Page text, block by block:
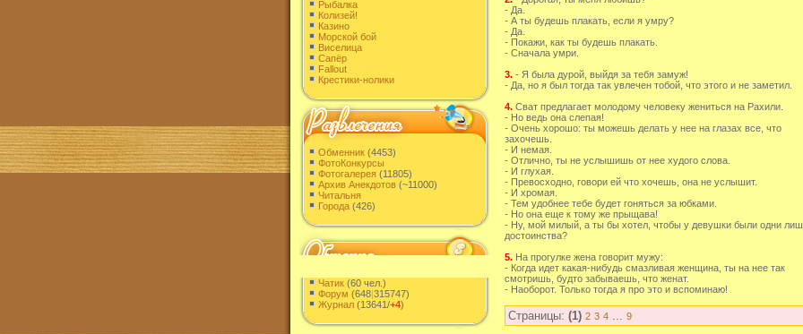
Рыбалка
Колизей!
Казино
Морской бой
Виселица
Сапёр
Fallout
Крестики-нолики
Обменник (4453)
ФотоКонкурсы
Фотогалерея (11805)
Архив Анекдотов (~11000)
Читальня
Города (426)
Чатик (60 чел.)
Форум (648|315747)
Журнал (13641/+4)
- Да.
- А ты будешь плакать, если я умру?
- Да.
- Покажи, как ты будешь плакать.
- Сначала умри.
3. - Я была дурой, выйдя за тебя замуж!
- Да, но я был тогда так увлечен тобой, что этого и не заметил.
4. Сват предлагает молодому человеку жениться на Рахили.
- Но ведь она слепая!
- Очень хорошо: ты можешь делать у нее на глазах все, что
захочешь.
- И немая.
- Отлично, ты не услышишь от нее худого слова.
- И глухая.
- Превосходно, говори ей что хочешь, она не услышит.
- И хромая.
- Тем удобнее тебе будет гоняться за юбками.
- Но она еще к тому же прыщава!
- Ну, мой милый, а ты бы хотел, чтобы у девушки были одни
достоинства?
5. На прогулке жена говорит мужу:
- Когда идет какая-нибудь смазливая женщина, ты на нее так
смотришь, будто забываешь, что женат.
- Наоборот. Только тогда я про это и вспоминаю!
Страницы: (1) 2 3 4 ... 9